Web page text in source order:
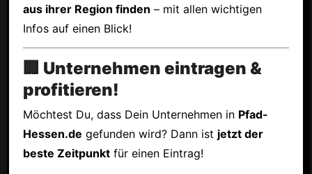
aus ihrer Region finden – mit allen wichtigen
Infos auf einen Blick!
🏢 Unternehmen eintragen &
profitieren!
Möchtest Du, dass Dein Unternehmen in Pfad-
Hessen.de gefunden wird? Dann ist jetzt der
beste Zeitpunktfür einen Eintrag!